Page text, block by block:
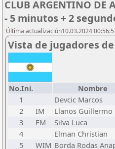
CLUB ARGENTINO DE
- 5 minutos + 2
Última actualización10.03.2024
Vista de jugadores de
No.Ini. Nombre
1
Devcic Marcos
2
IM Llanos Guillermo
3
FM Silva Luca
4
Elman Christian
5
WIM Borda Rodas